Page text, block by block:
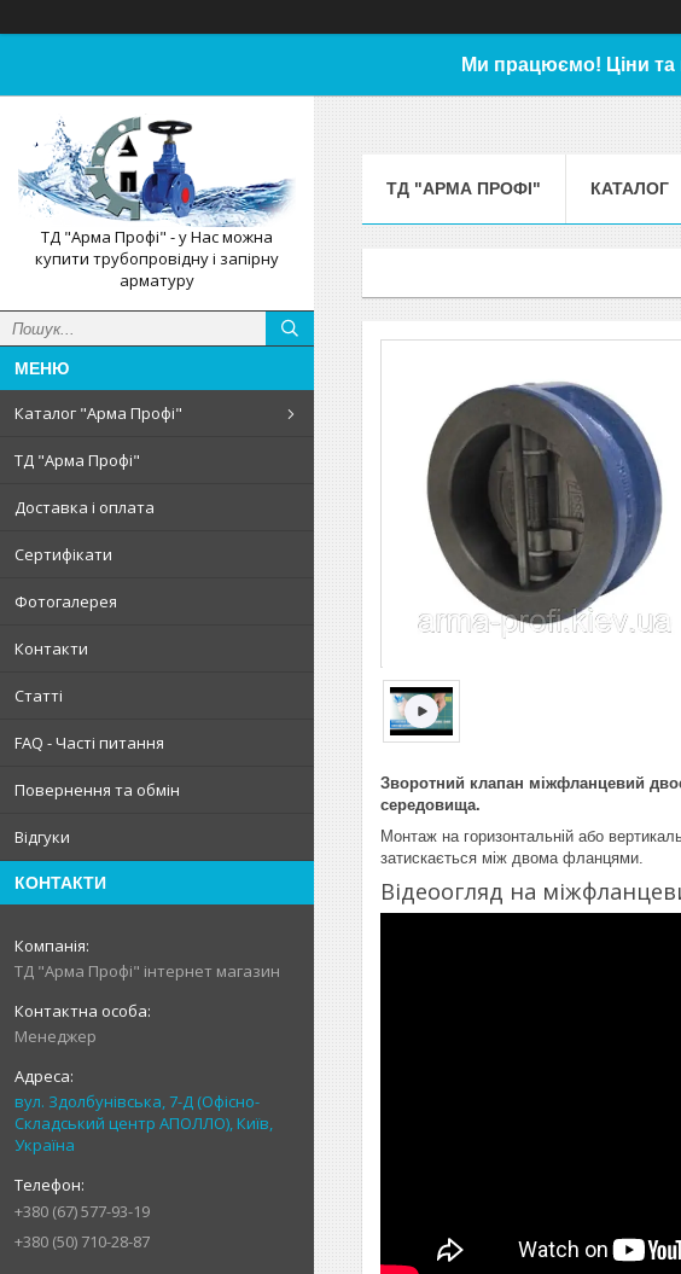
Ми працюємо! Ціни та
ТД "Арма Профі" - у Нас можна
купити трубопровідну і запірну
арматуру
Каталог "Арма Профі"
ТД "Арма Профі"
Доставка і оплата
Сертифікати
Фотогалерея
Контакти
Статті
FAQ - Часті питання
Повернення та обмін
Відгуки
КОНТАКТИ
ТД "Арма Профі" інтернет магазин
Менеджер
вул. Здолбунівська, 7-Д (Офісно-
Складський центр АПОЛЛО), Київ,
Україна
+380 (67) 577-93-19
+380 (50) 710-28-87
ТД "АРМА ПРОФІ" КАТАЛОГ
Зворотний клапан міжфланцевий
середовища.
Монтаж на горизонтальній або
затискається між двома фланцями.
Відеоогляд на